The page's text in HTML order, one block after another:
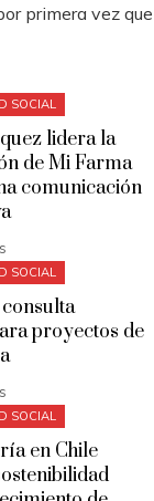
primera vez
SOCIAL
lidera la
de Mi Farma
comunicación
SOCIAL
proyectos de
SOCIAL
en Chile